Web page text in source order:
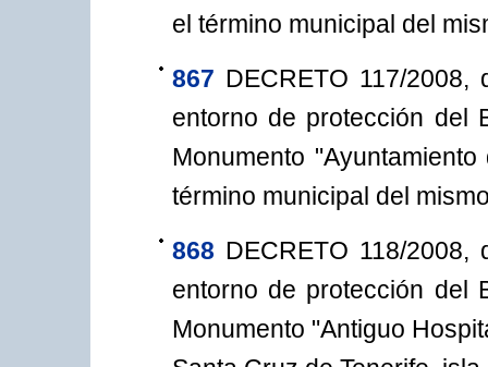
el término municipal del
867 DECRETO 117/
entorno de protección del
Monumento
término municipal del
868 DECRETO 118/
entorno de protección del
Monumento "Antiguo